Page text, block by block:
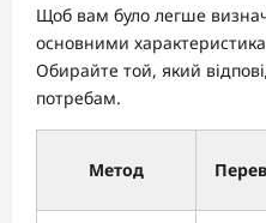
Щоб вам було легше
основними
Обирайте той, який
потребам.
Метод